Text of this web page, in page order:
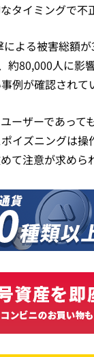
タイミングで不
よる被害総額
約80,000人に影
例が確認されて
ーザーであっ
イズニングは
て注意が求めら